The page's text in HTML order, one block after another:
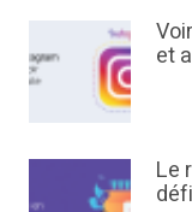
et
Le